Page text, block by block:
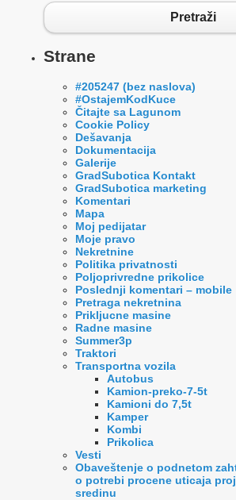
Pretraži
Strane
#205247 (bez naslova)
#OstajemKodKuce
Čitajte sa Lagunom
Cookie Policy
Dešavanja
Dokumentacija
Galerije
GradSubotica Kontakt
GradSubotica marketing
Komentari
Mapa
Moj pedijatar
Moje pravo
Nekretnine
Politika privatnosti
Poljoprivredne prikolice
Poslednji komentari – mobile
Pretraga nekretnina
Prikljucne masine
Radne masine
Summer3p
Traktori
Transportna vozila
Autobus
Kamion-preko-7-5t
Kamioni do 7,5t
Kamper
Kombi
Prikolica
Vesti
Оbaveštenje o podnetom
o potrebi procene uticaja
sredinu